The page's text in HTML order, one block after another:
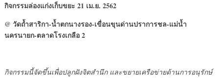
กิจกรรมล่องแก่งเก็บขยะ 21 เม.ย. 2562
@ วัดถ้ำสาริกา-น้ำตกนางรอง-เขื่อนขุนด่านปราการชล-แม่น้ำ
นครนายก-ตลาดโรงเกลือ 2
กิจกรรมนี้จัดขึ้นเพื่อปลูกฝังจิตสำนึก และขยายเครือข่ายด้านการอนุรักษ์